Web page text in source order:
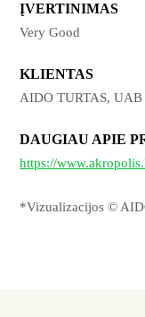
ĮVERTINIMAS
Very Good
KLIENTAS
AIDO TURTAS, UAB
DAUGIAU APIE
https://
*Vizualizacijos ©